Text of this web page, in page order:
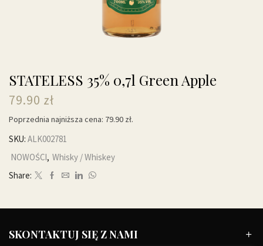
STATELESS 35% 0,7l Green Apple
79.90 zł
Poprzednia najniższa cena: 79.90 zł.
SKU: ALK002781
NOWOŚCI, Whisky / Whiskey
Share:
SKONTAKTUJ SIĘ Z NAMI